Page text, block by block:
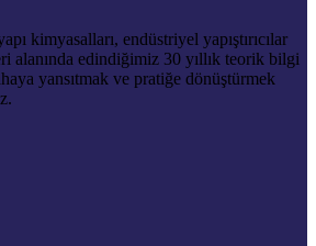
kimyasalları, endüstriyel yapıştırıcılar
alanında edindiğimiz 30 yıllık teorik bilgi
yansıtmak ve pratiğe dönüştürmek